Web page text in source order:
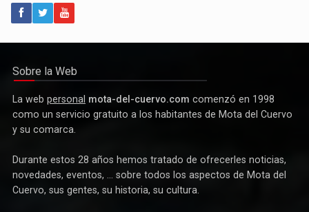
Política
La webpersonal mota-del-cuervo.comcomenzó en 1998
como un servicio gratuito a los habitantes de Mota del Cuervo
Durante estos 28 años hemos tratado de ofrecerles noticias,
novedades, eventos, ... sobre todos los aspectos de Mota del